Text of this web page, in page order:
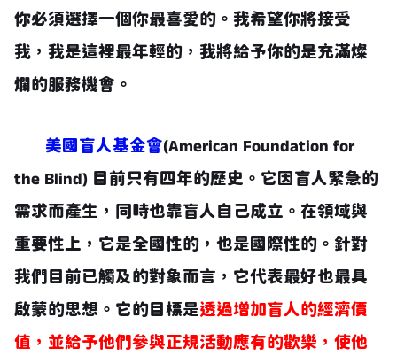
你必須選擇一個你最喜愛的。我希望你將接受
我，我是這裡最年輕的，我將給予你的是充滿燦
爛的服務機會。
美國盲人基金會(American Foundation for
the Blind) 目前只有四年的歷史。它因盲人緊急的
需求而產生，同時也靠盲人自己成立。在領域與
重要性上，它是全國性的，也是國際性的。針對
我們目前已觸及的對象而言，它代表最好也最具
啟蒙的思想。它的目標是透過增加盲人的經濟價
值，並給予他們參與正規活動應有的歡樂，使他